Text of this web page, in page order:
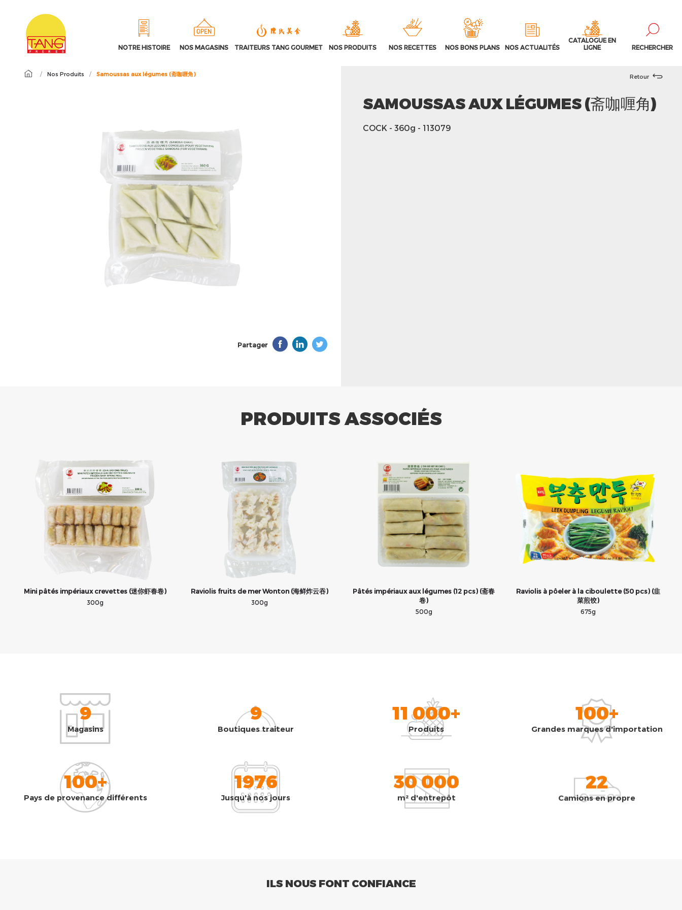
NOTRE HISTOIRE NOS MAGASINS TRAITEURS TANG GOURMET NOS PRODUITS NOS RECETTES NOS BONS PLANS NOS ACTUALITÉS
CATALOGUE EN
LIGNE
RECHERCHER
/ Nos Produits / Samoussas aux légumes (斋咖喱角)
Partager
Retour
SAMOUSSAS AUX LÉGUMES (斋咖喱角)
COCK - 360g - 113079
PRODUITS ASSOCIÉS
Mini pâtés impériaux crevettes (迷你虾春卷)
300g
Raviolis fruits de mer Wonton (海鲜炸云吞)
300g
Pâtés impériaux aux légumes (12 pcs) (斋春
卷)
500g
Raviolis à pôeler à la ciboulette (50 pcs) (韭
菜煎饺)
675g
9
Magasins
9
Boutiques traiteur
11 000+
Produits
100+
Grandes marques d'importation
100+
Pays de provenance différents
1976
Jusqu'à nos jours
30 000
m² d'entrepôt
22
Camions en propre
ILS NOUS FONT CONFIANCE